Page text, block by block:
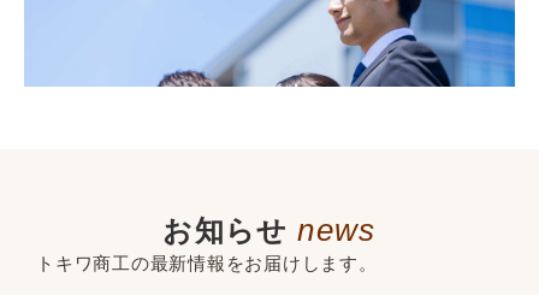
お知らせnews
トキワ商工の最新情報をお届けします。